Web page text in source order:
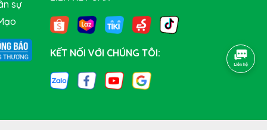
sự
KẾT NỐI VỚI CHÚNG TÔI: